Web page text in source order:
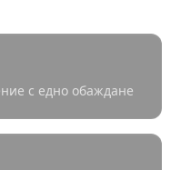
с едно обаждане